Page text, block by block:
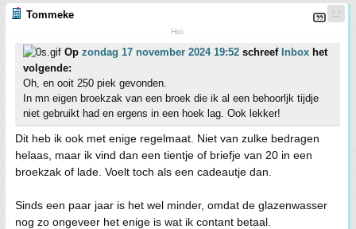
Tommeke
Hoi.
Op zondag 17 november 2024 19:52 schreef Inbox het
volgende:
Oh, en ooit 250 piek gevonden.
In mn eigen broekzak van een broek die ik al een behoorljk tijdje
niet gebruikt had en ergens in een hoek lag. Ook lekker!
Dit heb ik ook met enige regelmaat. Niet van zulke bedragen
helaas, maar ik vind dan een tientje of briefje van 20 in een
broekzak of lade. Voelt toch als een cadeautje dan.
Sinds een paar jaar is het wel minder, omdat de glazenwasser
nog zo ongeveer het enige is wat ik contant betaal.